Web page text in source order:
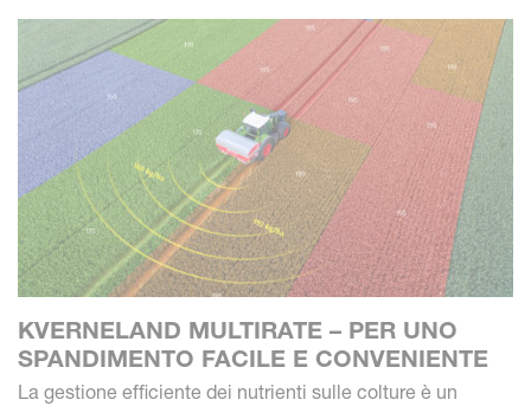
KVERNELAND MULTIRATE – PER UNO
SPANDIMENTO FACILE E CONVENIENTE
La gestione efficiente dei nutrienti sulle colture è un